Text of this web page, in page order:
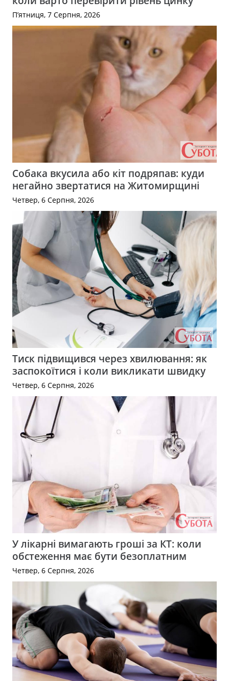
П’ятниця, 7 Серпня, 2026
Собака вкусила або кіт подряпав: куди
негайно звертатися на Житомирщині
Четвер, 6 Серпня, 2026
Тиск підвищився через хвилювання: як
заспокоїтися і коли викликати швидку
Четвер, 6 Серпня, 2026
У лікарні вимагають гроші за КТ: коли
обстеження має бути безоплатним
Четвер, 6 Серпня, 2026